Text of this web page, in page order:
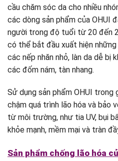
cầu chăm sóc da cho nhiều
các dòng sản phẩm của OHUI
người trong độ tuổi từ 20 đến
có thể bắt đầu xuất hiện những
các nếp nhăn nhỏ, làn da dễ bị
các đốm nám, tàn nhang.
Sử dụng sản phẩm OHUI trong
chậm quá trình lão hóa và bảo
từ môi trường, như tia UV, bụi
khỏe mạnh, mềm mại và tràn
Sản phẩm chống lão hóa